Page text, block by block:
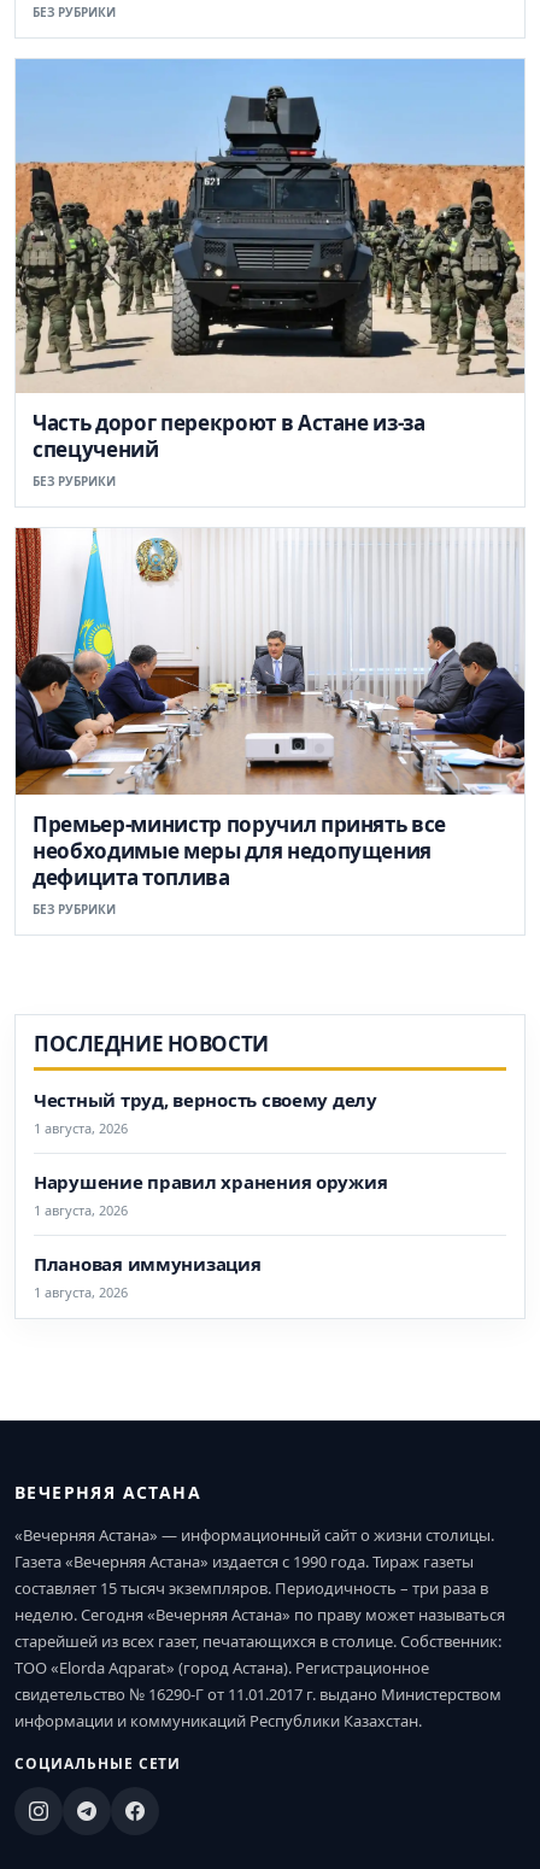
БЕЗ РУБРИКИ
Часть дорог перекроют в Астане из-за
спецучений
БЕЗ РУБРИКИ
Премьер-министр поручил принять все
необходимые меры для недопущения
дефицита топлива
БЕЗ РУБРИКИ
ПОСЛЕДНИЕ НОВОСТИ
Честный труд, верность своему делу
1 августа, 2026
Нарушение правил хранения оружия
1 августа, 2026
Плановая иммунизация
1 августа, 2026
ВЕЧЕРНЯЯ АСТАНА
«Вечерняя Астана» — информационный сайт о жизни столицы.
Газета «Вечерняя Астана» издается с 1990 года. Тираж газеты
составляет 15 тысяч экземпляров. Периодичность – три раза в
неделю. Сегодня «Вечерняя Астана» по праву может называться
старейшей из всех газет, печатающихся в столице. Собственник:
ТОО «Elorda Aqparat» (город Астана). Регистрационное
свидетельство № 16290-Г от 11.01.2017 г. выдано Министерством
информации и коммуникаций Республики Казахстан.
СОЦИАЛЬНЫЕ СЕТИ